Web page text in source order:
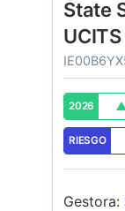
State
UCITS
2026
RIESGO
Gestora: